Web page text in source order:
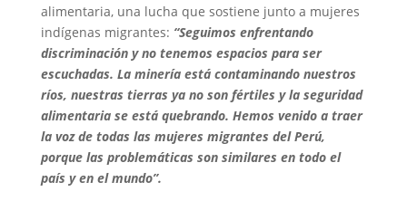
alimentaria, una lucha que sostiene junto a mujeres
indígenas migrantes: “Seguimos enfrentando
discriminación y no tenemos espacios para ser
escuchadas. La minería está contaminando nuestros
ríos, nuestras tierras ya no son fértiles y la seguridad
alimentaria se está quebrando. Hemos venido a traer
la voz de todas las mujeres migrantes del Perú,
porque las problemáticas son similares en todo el
país y en el mundo”.